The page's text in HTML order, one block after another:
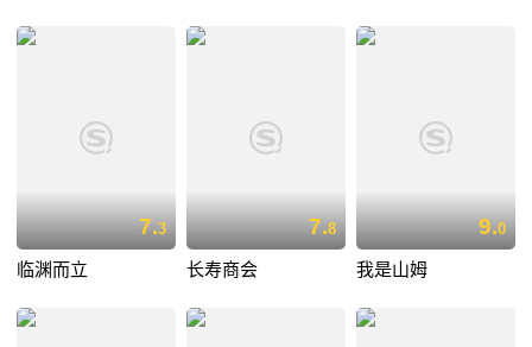
7.3
临渊而立
7.8
长寿商会
9.0
我是山姆